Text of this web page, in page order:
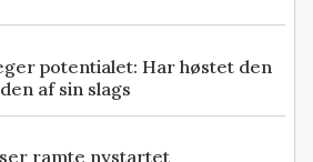
potentialet: Har høstet den
af sin slags
ramte nystartet